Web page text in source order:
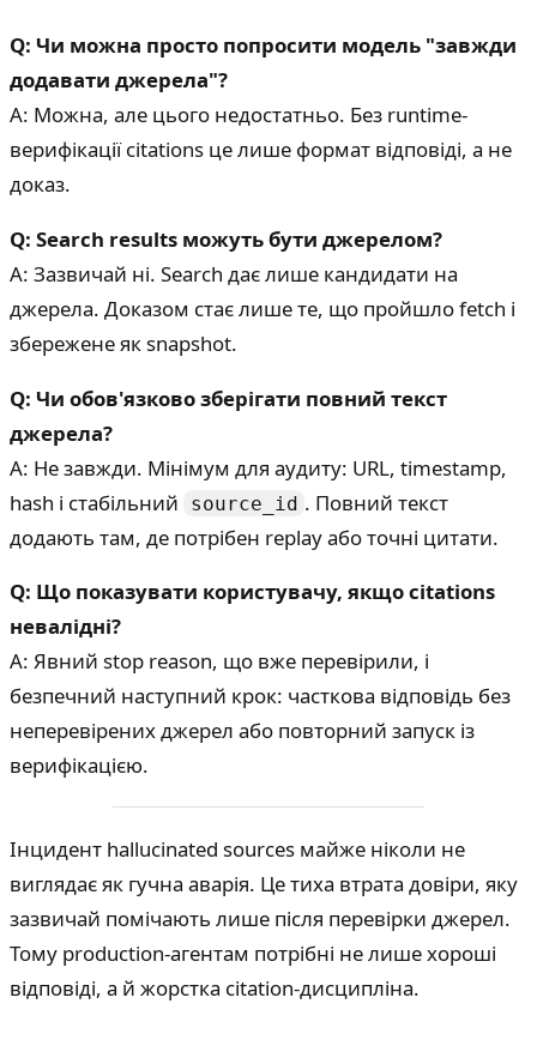
Q: Чи можна просто попросити модель "завжди
додавати джерела"?
A: Можна, але цього недостатньо. Без runtime-
верифікації citations це лише формат відповіді, а не
доказ.
Q: Search results можуть бути джерелом?
A: Зазвичай ні. Search дає лише кандидати на
джерела. Доказом стає лише те, що пройшло fetch і
збережене як snapshot.
Q: Чи обов'язково зберігати повний текст
джерела?
A: Не завжди. Мінімум для аудиту: URL, timestamp,
hash і стабільний
source_id . Повний текст
додають там, де потрібен replay або точні цитати.
Q: Що показувати користувачу, якщо citations
невалідні?
A: Явний stop reason, що вже перевірили, і
безпечний наступний крок: часткова відповідь без
неперевірених джерел або повторний запуск із
верифікацією.
Інцидент hallucinated sources майже ніколи не
виглядає як гучна аварія. Це тиха втрата довіри, яку
зазвичай помічають лише після перевірки джерел.
Тому production-агентам потрібні не лише хороші
відповіді, а й жорстка citation-дисципліна.